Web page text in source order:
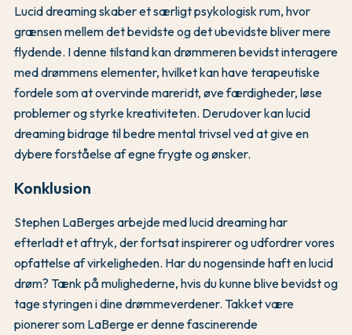
Lucid dreaming skaber et særligt psykologisk rum, hvor
grænsen mellem det bevidste og det ubevidste bliver mere
flydende. I denne tilstand kan drømmeren bevidst interagere
med drømmens elementer, hvilket kan have terapeutiske
fordele som at overvinde mareridt, øve færdigheder, løse
problemer og styrke kreativiteten. Derudover kan lucid
dreaming bidrage til bedre mental trivsel ved at give en
dybere forståelse af egne frygte og ønsker.
Konklusion
Stephen LaBerges arbejde med lucid dreaming har
efterladt et aftryk, der fortsat inspirerer og udfordrer vores
opfattelse af virkeligheden. Har du nogensinde haft en lucid
drøm? Tænk på mulighederne, hvis du kunne blive bevidst og
tage styringen i dine drømmeverdener. Takket være
pionerer som LaBerge er denne fascinerende